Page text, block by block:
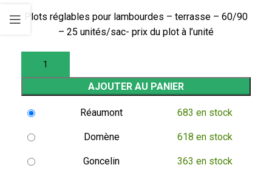
Plots réglables pour lambourdes – terrasse – 60/90
– 25 unités/sac- prix du plot à l’unité
AJOUTER AU PANIER
Réaumont 683 en stock
Domène 618 en stock
Goncelin 363 en stock